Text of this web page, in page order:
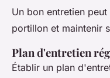
Un bon entretien
portillon et maintenir
Plan d'entretien
Établir un plan